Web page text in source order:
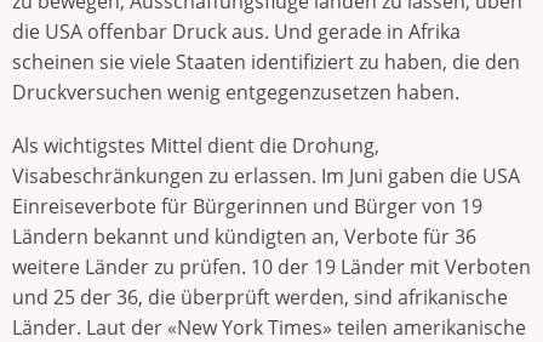
die USA offenbar Druck aus. Und gerade in Afrika
scheinen sie viele Staaten identifiziert zu haben, die den
Druckversuchen wenig entgegenzusetzen haben.
Als wichtigstes Mittel dient die Drohung,
Visabeschränkungen zu erlassen. Im Juni gaben die USA
Einreiseverbote für Bürgerinnen und Bürger von 19
Ländern bekannt und kündigten an, Verbote für 36
weitere Länder zu prüfen. 10 der 19 Länder mit Verboten
und 25 der 36, die überprüft werden, sind afrikanische
Länder. Laut der «New York Times» teilen amerikanische